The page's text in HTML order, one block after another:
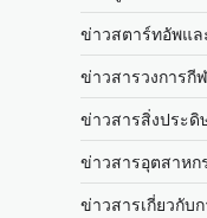
ข่าวสตาร์ทอัพแ
ข่าวสารวงการ
ข่าวสารสิ่งประดิ
ข่าวสารอุตสาหก
ข่าวสารเกี่ยวกับ